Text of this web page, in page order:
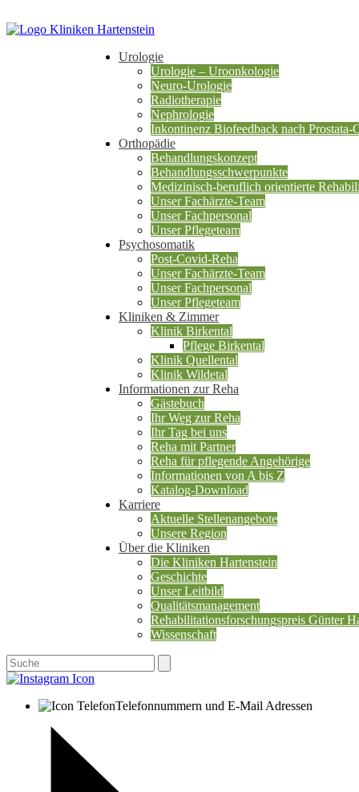
Urologie
Urologie – Uroonkologie
Neuro-Urologie
Radiotherapie
Nephrologie
Inkontinenz Biofeedback nach Prostata-
Orthopädie
Behandlungskonzept
Behandlungsschwerpunkte
Medizinisch-beruflich orientierte
Unser Fachärzte-Team
Unser Fachpersonal
Unser Pflegeteam
Psychosomatik
Post-Covid-Reha
Unser Fachärzte-Team
Unser Fachpersonal
Unser Pflegeteam
Kliniken & Zimmer
Klinik Birkental
Pflege Birkental
Klinik Quellental
Klinik Wildetal
Informationen zur Reha
Gästebuch
Ihr Weg zur Reha
Ihr Tag bei uns
Reha mit Partner
Reha für pflegende Angehörige
Informationen von A bis Z
Katalog-Download
Karriere
Aktuelle Stellenangebote
Unsere Region
Über die Kliniken
Die Kliniken Hartenstein
Geschichte
Unser Leitbild
Qualitätsmanagement
Rehabilitationsforschungspreis Günter
Wissenschaft
Telefonnummern und E-Mail Adressen